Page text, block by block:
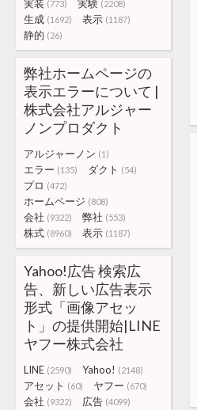
実装 (773) 実験 (2208)
生成 (1692) 表示 (1187)
静的 (26)
弊社ホームページの
表示エラーについて |
株式会社アルジャー
ノンプロダクト
アルジャーノン (1)
エラー (135) ダクト (54)
プロ (472)
ホームページ (808)
会社 (9322) 弊社 (553)
株式 (8960) 表示 (1187)
Yahoo!広告 検索広
告、新しい広告表示
形式「画像アセッ
ト」の提供開始|LINE
ヤフー株式会社
LINE (2590) Yahoo! (2148)
アセット (60) ヤフー (670)
会社 (9322) 広告 (4099)